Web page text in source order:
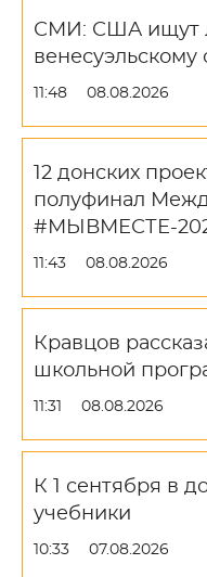
СМИ: США ищут
11:48 08.08.2026
12 донских
полуфинал
#МЫВМЕСТЕ-
11:43 08.08.2026
Кравцов
школьной
11:31 08.08.2026
К 1 сентября в
учебники
10:33 07.08.2026